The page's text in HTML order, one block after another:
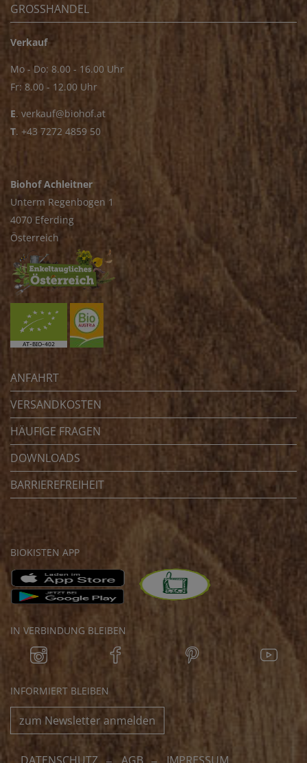
GROSSHANDEL
Verkauf
Mo - Do: 8.00 - 16.00 Uhr
Fr: 8.00 - 12.00 Uhr
E. verkauf@biohof.at
T. +43 7272 4859 50
Biohof Achleitner
Unterm Regenbogen 1
4070 Eferding
Österreich
ANFAHRT
VERSANDKOSTEN
HÄUFIGE FRAGEN
DOWNLOADS
BARRIEREFREIHEIT
BIOKISTEN APP
IN VERBINDUNG BLEIBEN
INFORMIERT BLEIBEN
zum Newsletter anmelden